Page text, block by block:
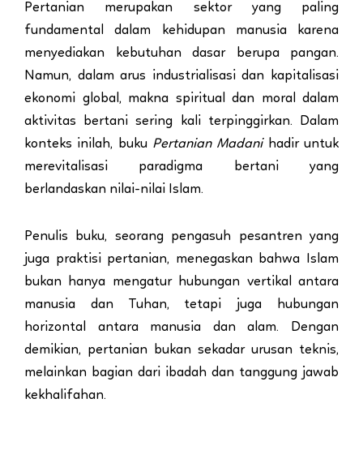
Pertanian merupakan sektor yang paling
fundamental dalam kehidupan manusia karena
menyediakan kebutuhan dasar berupa pangan.
Namun, dalam arus industrialisasi dan kapitalisasi
ekonomi global, makna spiritual dan moral dalam
aktivitas bertani sering kali terpinggirkan. Dalam
konteks inilah, buku Pertanian Madanihadir untuk
merevitalisasi paradigma bertani yang
berlandaskan nilai-nilai Islam.
Penulis buku, seorang pengasuh pesantren yang
juga praktisi pertanian, menegaskan bahwa Islam
bukan hanya mengatur hubungan vertikal antara
manusia dan Tuhan, tetapi juga hubungan
horizontal antara manusia dan alam. Dengan
demikian, pertanian bukan sekadar urusan teknis,
melainkan bagian dari ibadah dan tanggung jawab
kekhalifahan.